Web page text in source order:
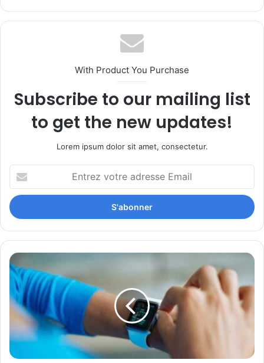
With Product You Purchase
Subscribe to our mailing list
to get the new updates!
Lorem ipsum dolor sit amet, consectetur.
votre
adresse
Email
Une
cyberattaque
lieu
en
France
toutes
les
37